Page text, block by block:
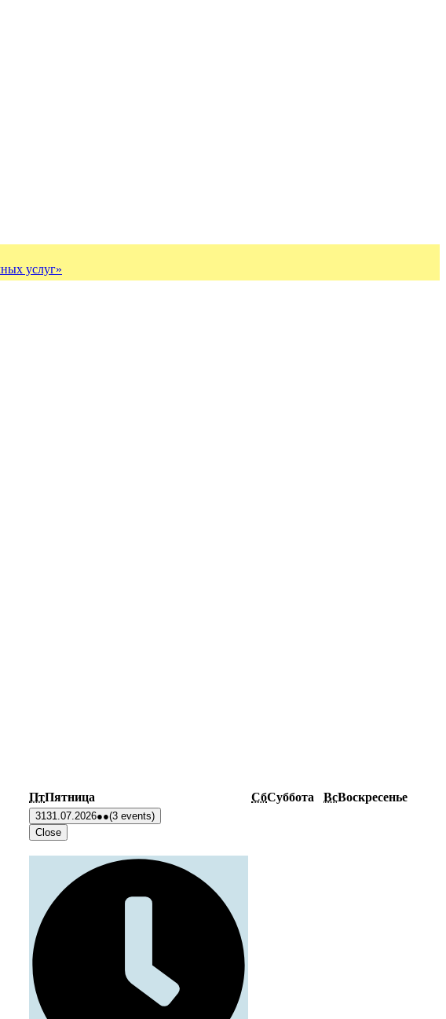
услуг»
ПтПятница СбСуббота ВсВоскресенье
3131.07.2026●●(3 events)
Close